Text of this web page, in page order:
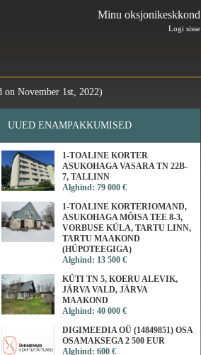
Minu oksjonikeskkond
Logi sisse
on November 1st, 2022)
UUED ENAMPAKKUMISED
1-TOALINE KORTER
ASUKOHAGA VASARA TN 22B-
7, TALLINN
Alghind: 79 000 €
1-TOALINE KORTERIOMAND,
ASUKOHAGA MÕISA TEE 8-3,
VORBUSE KÜLA, TARTU LINN,
TARTU MAAKOND
(HÜPOTEEGIGA)
Alghind: 13 500 €
KÜTI TN 5, KOERU ALEVIK,
JÄRVA VALD, JÄRVA
MAAKOND
Alghind: 40 000 €
DIGIMEEDIA OÜ (14849851) OSA
OSAMAKSEGA 2 500 EUR
Alghind: 600 €